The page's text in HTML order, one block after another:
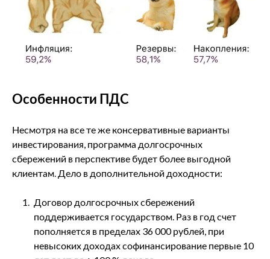
Особенности ПДС
Несмотря на все те же консервативные варианты
инвестирования, программа долгосрочных
сбережений в перспективе будет более выгодной
клиентам. Дело в дополнительной доходности:
Договор долгосрочных сбережений
поддерживается государством. Раз в год счет
пополняется в пределах 36 000 рублей, при
невысоких доходах софинансирование первые 10